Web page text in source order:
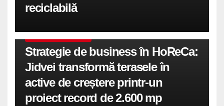
reciclabilă
Strategie de business în HoReCa:
Jidvei transformă terasele în
active de creștere printr-un
proiect record de 2.600 mp